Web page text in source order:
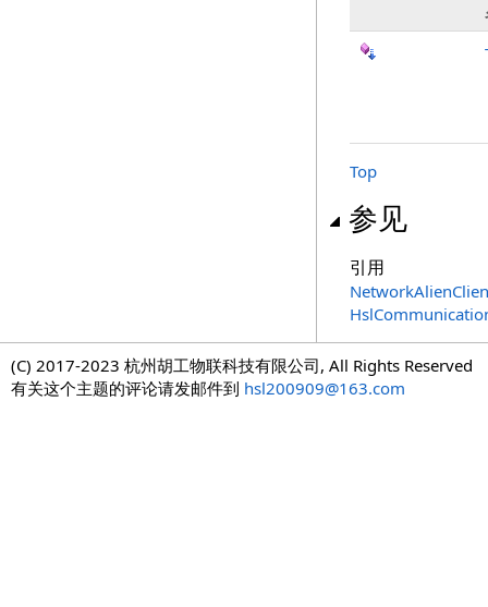
Top
参见
引用
(C) 2017-2023 杭州胡工物联科技有限公司, All Rights Reserved
有关这个主题的评论请发邮件到 hsl200909@163.com